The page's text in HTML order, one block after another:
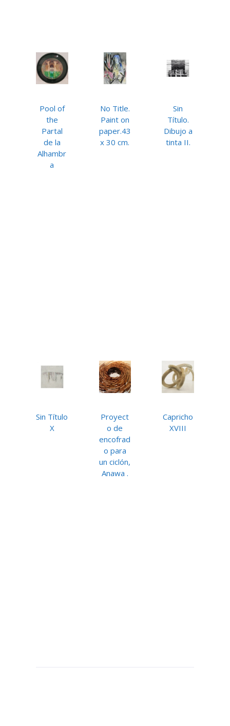
Pool of
the
Partal
de la
Alhambr
a
No Title.
Paint on
paper.43
x 30 cm.
Sin
Título.
Dibujo a
tinta II.
Sin Título
X
Proyect
o de
encofrad
o para
un ciclón,
Anawa .
Capricho
XVIII